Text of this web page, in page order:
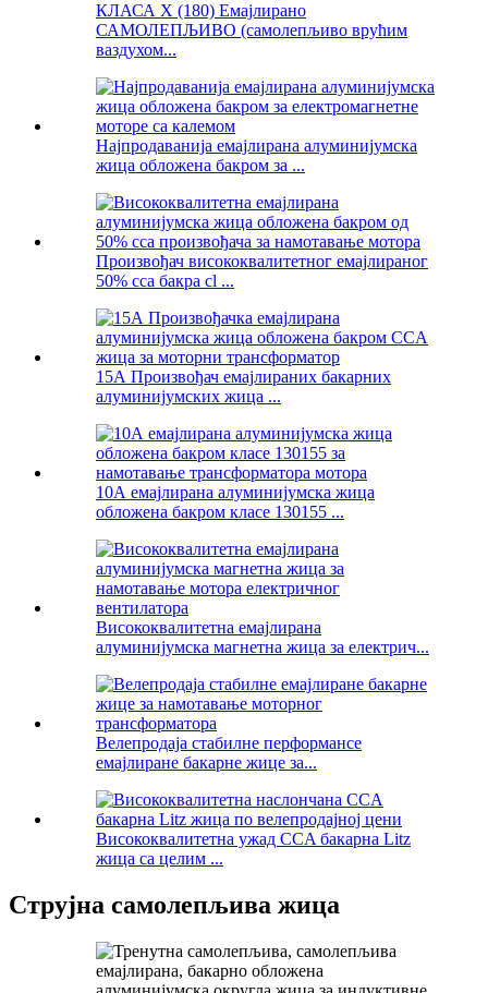
КЛАСА Х (180) Емајлирано
САМОЛЕПЉИВО (самолепљиво врућим
ваздухом...
Најпродаванија емајлирана алуминијумска
жица обложена бакром за ...
Произвођач висококвалитетног емајлираног
50% cca бакра cl ...
15А Произвођач емајлираних бакарних
алуминијумских жица ...
10А емајлирана алуминијумска жица
обложена бакром класе 130155 ...
Висококвалитетна емајлирана
алуминијумска магнетна жица за електрич...
Велепродаја стабилне перформансе
емајлиране бакарне жице за...
Висококвалитетна ужад CCA бакарна Litz
жица са целим ...
Струјна самолепљива жица